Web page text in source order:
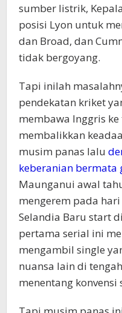
sumber listrik,
posisi Lyon untuk
dan Broad, dan
tidak bergoyang.
Tapi inilah
pendekatan kriket
membawa Inggris
membalikkan
musim panas lalu
keberanian bermata
Maunganui awal
mengerem pada
Selandia Baru start
pertama serial ini
mengambil single
nuansa lain di
menentang konvensi